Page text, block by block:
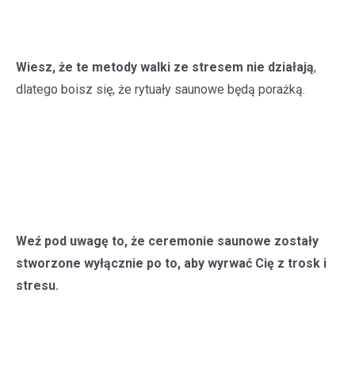
Wiesz, że te metody walki ze stresem nie działają,
dlatego boisz się, że rytuały saunowe będą porażką.
Weź pod uwagę to, że ceremonie saunowe zostały
stworzone wyłącznie po to, aby wyrwać Cię z trosk i
stresu.